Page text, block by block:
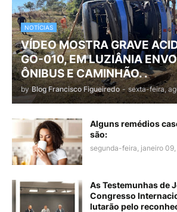
NOTÍCIAS
VÍDEO MOSTRA GRAVE
GO-010, EM LUZIÂNIA
ÔNIBUS E CAMINHÃO. .
by Blog Francisco Figueiredo - sexta-feira,
Alguns remédios
são:
segunda-feira, janeiro
As Testemunhas de
Congresso
lutarão pelo